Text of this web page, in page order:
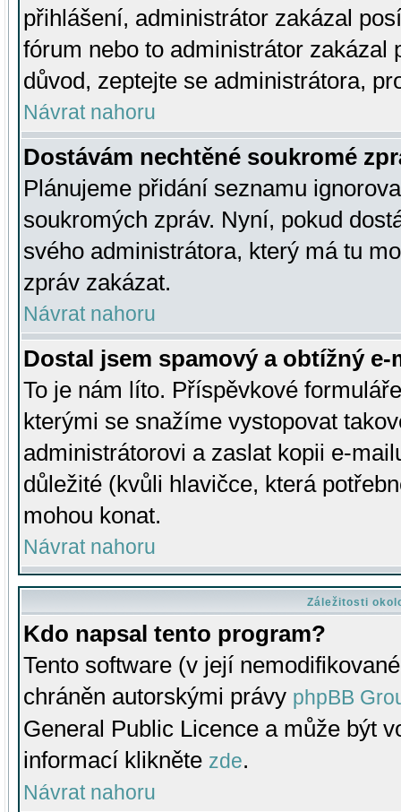
přihlášení, administrátor zakázal
fórum nebo to administrátor zakázal
důvod, zeptejte se administrátora,
Návrat nahoru
Dostávám nechtěné soukromé
Plánujeme přidání seznamu
soukromých zpráv. Nyní, pokud
svého administrátora, který má tu
zpráv zakázat.
Návrat nahoru
Dostal jsem spamový a obtížný
To je nám líto. Příspěvkové
kterými se snažíme vystopovat
administrátorovi a zaslat kopii e-
důležité (kvůli hlavičce, která
mohou konat.
Návrat nahoru
Záležitosti
Kdo napsal tento program?
Tento software (v její
chráněn autorskými právy phpBB
General Public Licence a může být
informací klikněte zde.
Návrat nahoru